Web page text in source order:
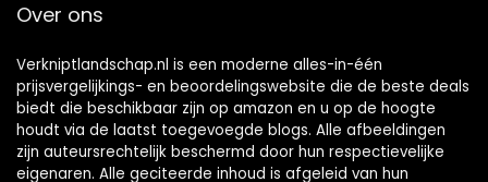
Over ons
Verkniptlandschap.nl is een moderne alles-in-één
prijsvergelijkings- en beoordelingswebsite die de beste deals
biedt die beschikbaar zijn op amazon en u op de hoogte
houdt via de laatst toegevoegde blogs. Alle afbeeldingen
zijn auteursrechtelijk beschermd door hun respectievelijke
eigenaren. Alle geciteerde inhoud is afgeleid van hun